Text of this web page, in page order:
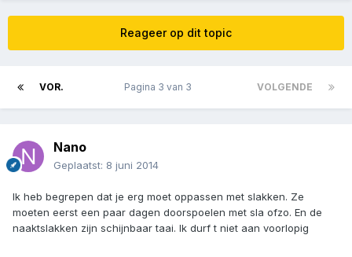
Reageer op dit topic
VOR. VOLGENDE
Pagina 3 van 3
Nano
Geplaatst: 8 juni 2014
Ik heb begrepen dat je erg moet oppassen met slakken. Ze
moeten eerst een paar dagen doorspoelen met sla ofzo. En de
naaktslakken zijn schijnbaar taai. Ik durf t niet aan voorlopig